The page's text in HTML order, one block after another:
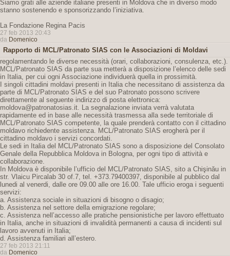
Siamo grati alle aziende italiane presenti in Moldova che in diverso modo
stanno sostenendo e sponsorizzando l’iniziativa.
La Fondazione Regina Pacis
27 feb 2013 20:43
da Domenico
Rapporto di MCL/Patronato SIAS con le Associazioni di Moldavi
regolamentando le diverse necessità (orari, collaborazioni, consulenza, etc.).
MCL/Patronato SIAS da parte sua metterà a disposizione l’elenco delle sedi
in Italia, per cui ogni Associazione individuerà quella in prossimità.
I singoli cittadini moldavi presenti in Italia che necessitano di assistenza da
parte di MCL/Patronato SIAS e del suo Patronato possono scrivere
direttamente al seguente indirizzo di posta elettronica:
moldova@patronatosias.it. La segnalazione inviata verrà valutata
rapidamente ed in base alle necessità trasmessa alla sede territoriale di
MCL/Patronato SIAS competente, la quale prenderà contatto con il cittadino
moldavo richiedente assistenza. MCL/Patronato SIAS erogherà per il
cittadino moldavo i servizi concordati.
Le sedi in Italia del MCL/Patronato SIAS sono a disposizione del Consolato
Genale della Repubblica Moldova in Bologna, per ogni tipo di attività e
collaborazione.
In Moldova è disponibile l’ufficio del MCL/Patronato SIAS, sito a Chişinău in
str. Vlaicu Pircalab 30 of.7, tel. +373.79400397, disponibile al pubblico dal
lunedi al venerdi, dalle ore 09.00 alle ore 16.00. Tale ufficio eroga i seguenti
servizi:
a. Assistenza sociale in situazioni di bisogno o disagio;
b. Assistenza nel settore della emigrazione regolare;
c. Assistenza nell’accesso alle pratiche pensionistiche per lavoro effettuato
in Italia, anche in situazioni di invalidità permanenti a causa di incidenti sul
lavoro avvenuti in Italia;
d. Assistenza familiari all’estero.
27 feb 2013 21:11
da Domenico